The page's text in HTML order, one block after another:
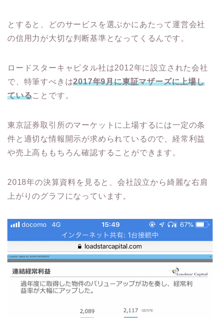
とすると、どのサービスを選ぶかにあたって運営会社
の信用力が大切な判断基準となってくるんです。
ロードスターキャピタル社は2012年に設立された会社
で、特筆すべきは2017年9月に東証マザーズに上場し
ていることです。
東京証券取引所のマーケットに上場するには一定の条
件と適切な情報開示が求められているので、経常利益
や売上高ももちろん確認することができます。
2018年の決算資料を見ると、会社設立から綺麗な右肩
上がりのグラフになっています。